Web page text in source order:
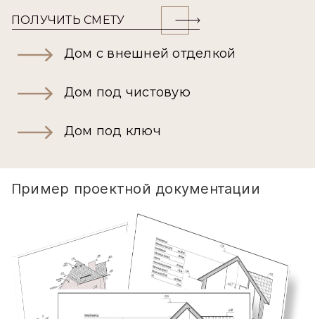
ПОЛУЧИТЬ СМЕТУ
Дом с внешней отделкой
Дом под чистовую
Дом под ключ
Пример проектной документации